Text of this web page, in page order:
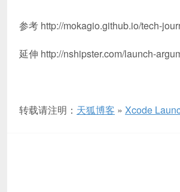
参考 http://mokagio.github.io/tech-
延伸 http://nshipster.com/launch-
转载请注明： 天狐博客 » Xcode